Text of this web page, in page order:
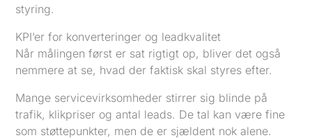
styring.
KPI’er for konverteringer og leadkvalitet
Når målingen først er sat rigtigt op, bliver det også
nemmere at se, hvad der faktisk skal styres efter.
Mange servicevirksomheder stirrer sig blinde på
trafik, klikpriser og antal leads. De tal kan være fine
som støttepunkter, men de er sjældent nok alene.